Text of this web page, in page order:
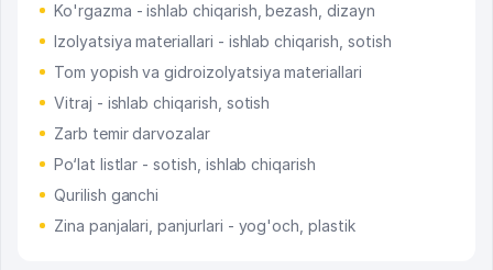
Ko'rgazma - ishlab chiqarish, bezash, dizayn
Izolyatsiya materiallari - ishlab chiqarish, sotish
Tom yopish va gidroizolyatsiya materiallari
Vitraj - ishlab chiqarish, sotish
Zarb temir darvozalar
Po‘lat listlar - sotish, ishlab chiqarish
Qurilish ganchi
Zina panjalari, panjurlari - yog'och, plastik